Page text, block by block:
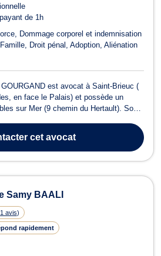
de 1h
Dommage corporel et indemnisation
Droit pénal Adoption Aliénation
est avocat à Saint-Brieuc (
en face le Palais) et possède un
sur Mer (9 chemin du Hertault). Son
des mineurs et en droit des
cet avocat
Samy BAALI
1 avis)
rapidement